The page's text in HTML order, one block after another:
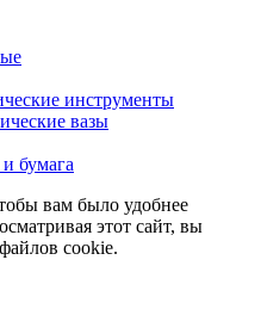
инструменты
вазы
бумага
вам было удобнее
этот сайт, вы
cookie.